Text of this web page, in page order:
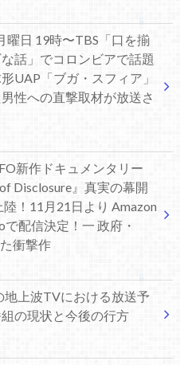
曜日 19時〜TBS「口を揃
話」でコロンビアで話題
UAP「ブガ・スフィア」
性への直撃取材が放送さ
新作ドキュメンタリー
of Disclosure』真実の幕開
陸！11月21日より Amazon
で配信決定！一 政府・
衝撃作
地上波TVにおける放送予
の現状と今後の行方